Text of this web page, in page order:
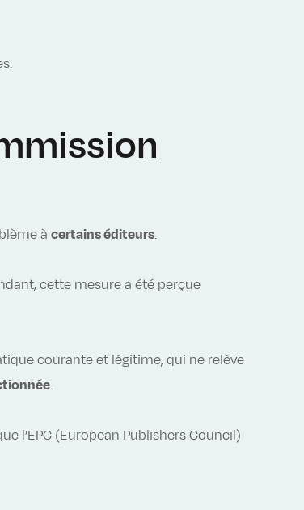
à certains éditeurs.
cette mesure a été perçue
courante et légitime, qui ne relève
.
l’EPC (European Publishers Council)